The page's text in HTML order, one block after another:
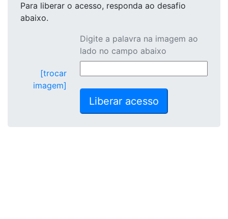
Para liberar o acesso, responda ao desafio
abaixo.
[trocar
imagem]
Digite a palavra na imagem ao
lado no campo abaixo